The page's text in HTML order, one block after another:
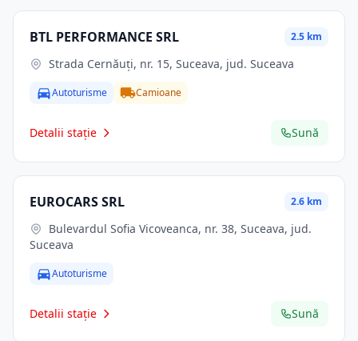
BTL PERFORMANCE SRL 2.5 km
Strada Cernăuți, nr. 15, Suceava, jud. Suceava
Autoturisme Camioane
Detalii stație Sună
EUROCARS SRL 2.6 km
Suceava
Autoturisme
Detalii stație Sună